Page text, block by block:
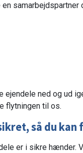
samarbejdspartner
ned og ud
flytningen til os.
så du
er i sikre hænder.